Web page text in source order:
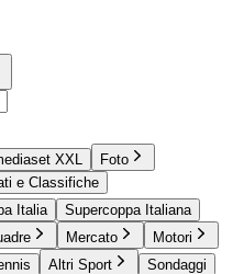
XXL
Foto
e Classifiche
Italia
Supercoppa Italiana
Mercato
Motori
Altri Sport
Sondaggi